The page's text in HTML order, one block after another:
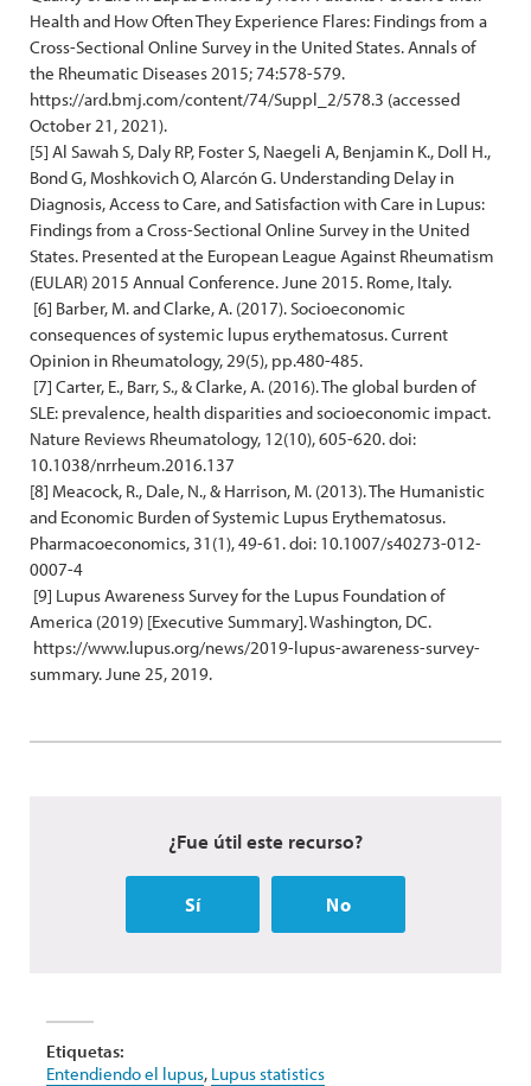
Health and How Often They Experience Flares: Findings from a
Cross-Sectional Online Survey in the United States. Annals of
the Rheumatic Diseases 2015; 74:578-579.
https://ard.bmj.com/content/74/Suppl_2/578.3 (accessed
October 21, 2021).
[5] Al Sawah S, Daly RP, Foster S, Naegeli A, Benjamin K., Doll H.,
Bond G, Moshkovich O, Alarcón G. Understanding Delay in
Diagnosis, Access to Care, and Satisfaction with Care in Lupus:
Findings from a Cross-Sectional Online Survey in the United
States. Presented at the European League Against Rheumatism
(EULAR) 2015 Annual Conference. June 2015. Rome, Italy.
[6] Barber, M. and Clarke, A. (2017). Socioeconomic
consequences of systemic lupus erythematosus. Current
Opinion in Rheumatology, 29(5), pp.480-485.
[7] Carter, E., Barr, S., & Clarke, A. (2016). The global burden of
SLE: prevalence, health disparities and socioeconomic impact.
Nature Reviews Rheumatology, 12(10), 605-620. doi:
10.1038/nrrheum.2016.137
[8] Meacock, R., Dale, N., & Harrison, M. (2013). The Humanistic
and Economic Burden of Systemic Lupus Erythematosus.
Pharmacoeconomics, 31(1), 49-61. doi: 10.1007/s40273-012-
0007-4
[9] Lupus Awareness Survey for the Lupus Foundation of
America (2019) [Executive Summary]. Washington, DC.
https://www.lupus.org/news/2019-lupus-awareness-survey-
summary. June 25, 2019.
¿Fue útil este recurso?
Sí No
Etiquetas:
Entendiendo el lupus, Lupus statistics